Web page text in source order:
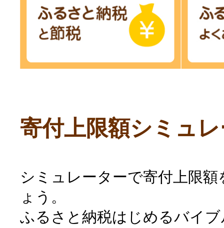
寄付上限額シミュ
シミュレーターで寄付上限
ょう。
ふるさと納税はじめるバイ